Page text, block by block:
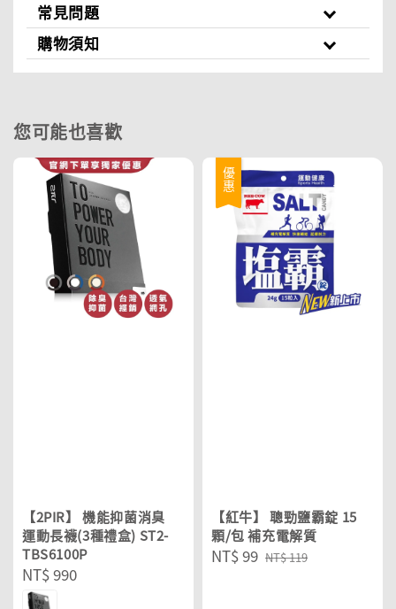
常見問題
購物須知
您可能也喜歡
【2PIR】 機能抑菌消臭
運動長襪(3種禮盒) ST2-
TBS6100P
Regular
price
NT$ 990
優惠
【紅牛】 聰勁鹽霸錠 15
顆/包 補充電解質
Sale
NT$ 99 Regular
NT$ 119